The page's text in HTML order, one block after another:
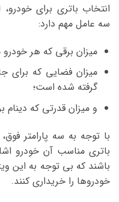
انتخاب باتری برای
سه عامل مهم دارد:
میزان برقی که هر
میزان فضایی که برای
گرفته شده است؛
و میزان قدرتی که دینام
با توجه به سه پارامتر
باتری مناسب آن خودرو
باشند که بی توجه به این
خودروها را خریداری کنند.